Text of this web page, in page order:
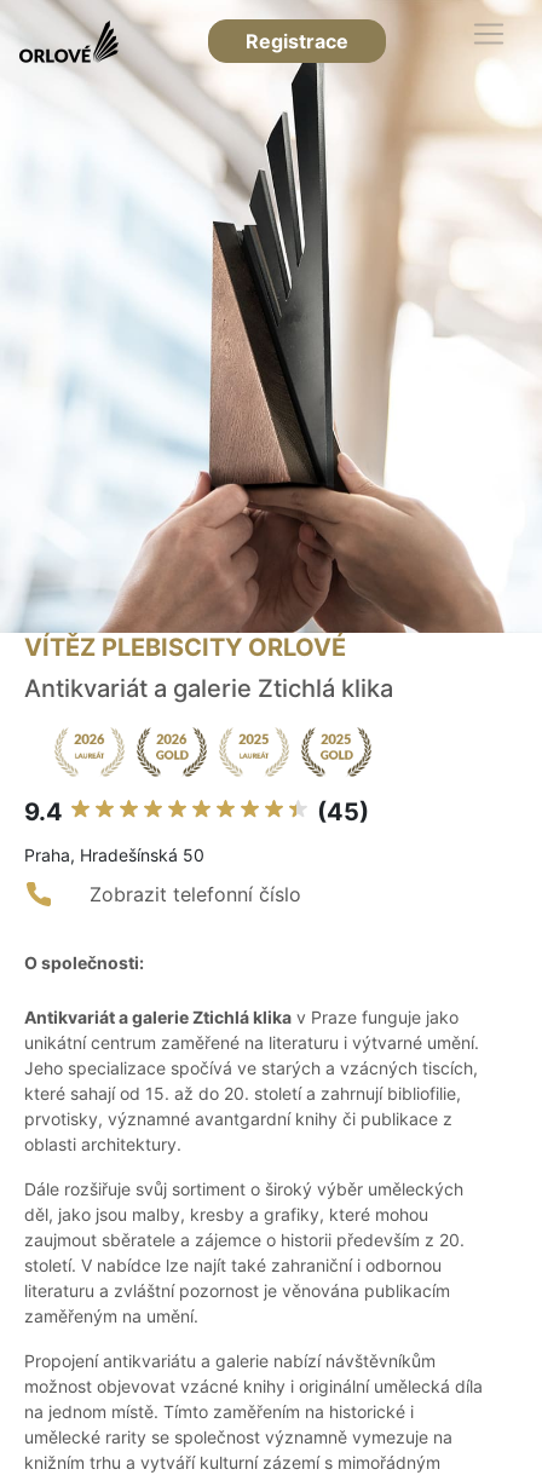
Registrace
VÍTĚZ PLEBISCITY ORLOVÉ
Antikvariát a galerie Ztichlá klika
9.4 (45)
Praha, Hradešínská 50
Zobrazit telefonní číslo
O společnosti:
Antikvariát a galerie Ztichlá klika v Praze funguje jako
unikátní centrum zaměřené na literaturu i výtvarné umění.
Jeho specializace spočívá ve starých a vzácných tiscích,
které sahají od 15. až do 20. století a zahrnují bibliofilie,
prvotisky, významné avantgardní knihy či publikace z
oblasti architektury.
Dále rozšiřuje svůj sortiment o široký výběr uměleckých
děl, jako jsou malby, kresby a grafiky, které mohou
zaujmout sběratele a zájemce o historii především z 20.
století. V nabídce lze najít také zahraniční i odbornou
literaturu a zvláštní pozornost je věnována publikacím
zaměřeným na umění.
Propojení antikvariátu a galerie nabízí návštěvníkům
možnost objevovat vzácné knihy i originální umělecká díla
na jednom místě. Tímto zaměřením na historické i
umělecké rarity se společnost významně vymezuje na
knižním trhu a vytváří kulturní zázemí s mimořádným